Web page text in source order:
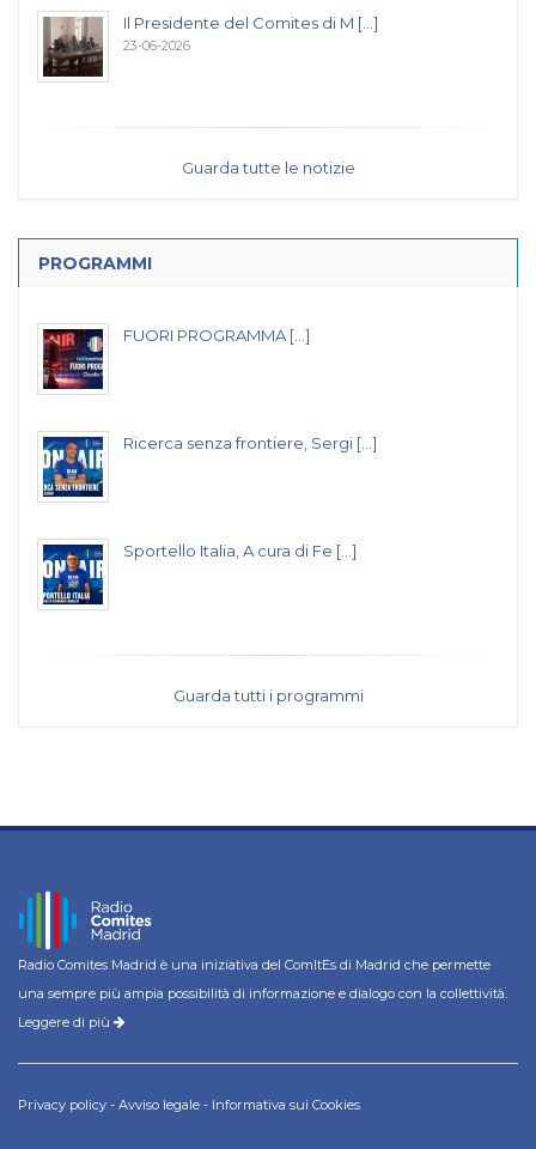
Il Presidente del Comites di M [...]
23-06-2026
Guarda tutte le notizie
PROGRAMMI
FUORI PROGRAMMA [...]
Ricerca senza frontiere, Sergi [...]
Sportello Italia, A cura di Fe [...]
Guarda tutti i programmi
Radio Comites Madrid è una iniziativa del ComItEs di Madrid che permette
una sempre più ampia possibilità di informazione e dialogo con la collettività.
Leggere di più
Privacy policy - Avviso legale - Informativa sui Cookies